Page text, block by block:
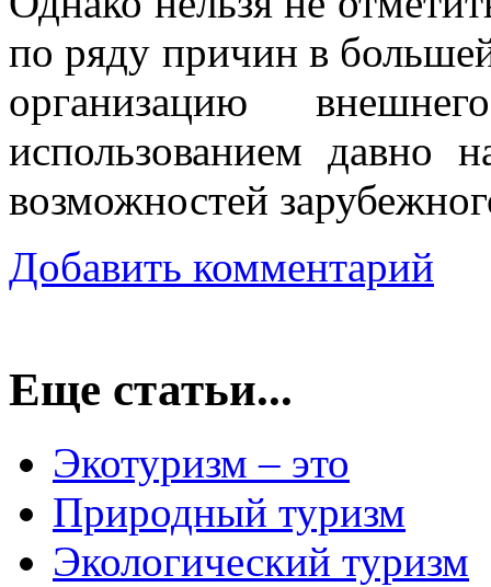
по ряду причин в
организацию
использованием давно
возможностей
Добавить комментарий
Еще статьи...
Экотуризм – это
Природный туризм
Экологический туризм